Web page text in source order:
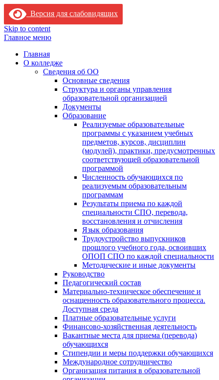
Версия для слабовидящих
Skip to content
Главное меню
Главная
О колледже
Сведения об ОО
Основные сведения
Структура и органы управления
образовательной организацией
Документы
Образование
Реализуемые образовательные
программы с указанием учебных
предметов, курсов, дисциплин
(модулей), практики, предусмотренных
соответствующей образовательной
программой
Численность обучающихся по
реализуемым образовательным
программам
Результаты приема по каждой
специальности СПО, перевода,
восстановления и отчисления
Язык образования
Трудоустройство выпускников
прошлого учебного года, освоивших
ОПОП СПО по каждой специальности
Методические и иные документы
Руководство
Педагогический состав
Материально-техническое обеспечение и
оснащенность образовательного процесса.
Доступная среда
Платные образовательные услуги
Финансово-хозяйственная деятельность
Вакантные места для приема (перевода)
обучающихся
Стипендии и меры поддержки обучающихся
Международное сотрудничество
Организация питания в образовательной